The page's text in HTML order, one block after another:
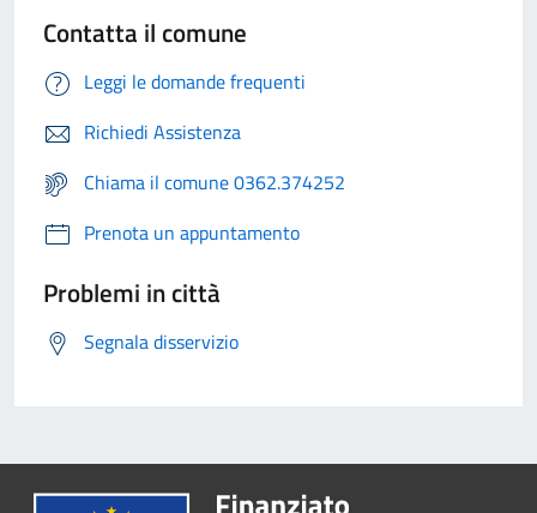
Contatta il comune
Leggi le domande frequenti
Richiedi Assistenza
Chiama il comune 0362.374252
Prenota un appuntamento
Problemi in città
Segnala disservizio